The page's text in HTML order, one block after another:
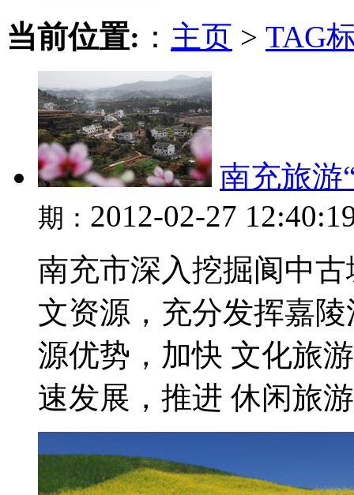
当前位置: ： 主页 > TAG
南充旅游
期： 2012-02-27
南充市深入挖掘阆中
文资源，充分发挥嘉
源优势，加快 文化旅
速发展，推进 休闲旅